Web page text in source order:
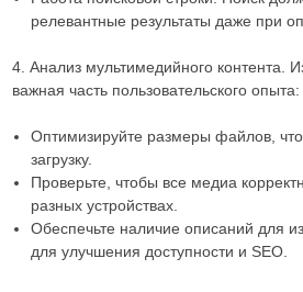
релевантные результаты даже при
4. Анализ мультимедийного контента.
важная часть пользовательского опыта:
Оптимизируйте размеры файлов,
загрузку.
Проверьте, чтобы все медиа
разных устройствах.
Обеспечьте наличие описаний для
для улучшения доступности и SEO.